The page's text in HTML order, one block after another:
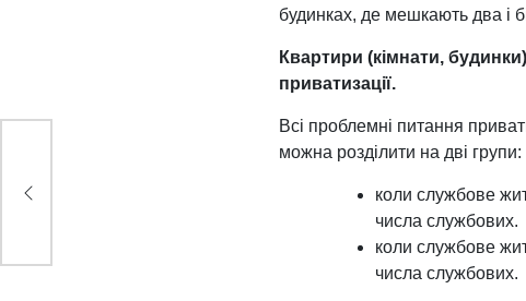
будинках, де мешкають два і
Квартири (кімнати,
приватизації.
Всі проблемні питання
можна розділити на дві групи:
коли службове
числа службових.
коли службове
числа службових.